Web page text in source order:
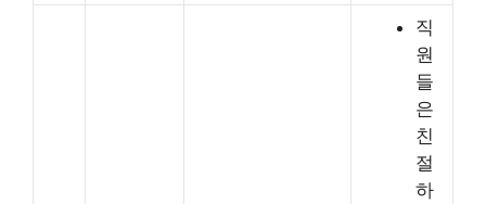
직
원
들
은
친
절
하